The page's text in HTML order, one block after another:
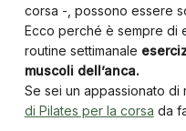
corsa -, possono essere
Ecco perché è sempre di
routine settimanale
muscoli dell’anca.
Se sei un appassionato di
di Pilates per la corsa da